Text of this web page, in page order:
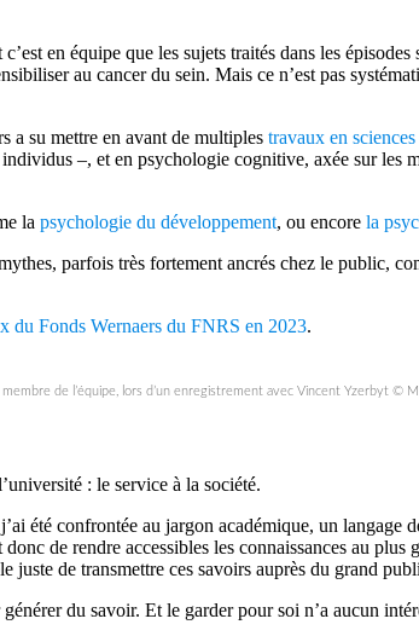
en équipe que les sujets traités dans les
au cancer du sein. Mais ce n’est pas
a su mettre en avant de multiples travaux en
–, et en psychologie cognitive, axée sur les
la psychologie du développement, ou encore la
parfois très fortement ancrés chez le public,
du Fonds Wernaers du FNRS en 2023.
membre de l’équipe, lors d’un enregistrement avec Vincent Yzerbyt ©
: le service à la société.
été confrontée au jargon académique, un langage
de rendre accessibles les connaissances au
juste de transmettre ces savoirs auprès du grand
du savoir. Et le garder pour soi n’a aucun